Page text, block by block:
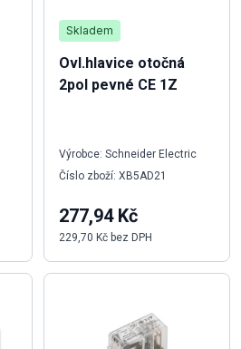
Skladem
Ovl.hlavice otočná
2pol pevné CE 1Z
Výrobce: Schneider Electric
Číslo zboží: XB5AD21
277,94 Kč
229,70 Kč bez DPH